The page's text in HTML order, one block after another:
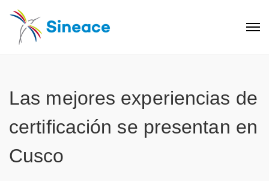
Las mejores experiencias de
certificación se presentan en
Cusco